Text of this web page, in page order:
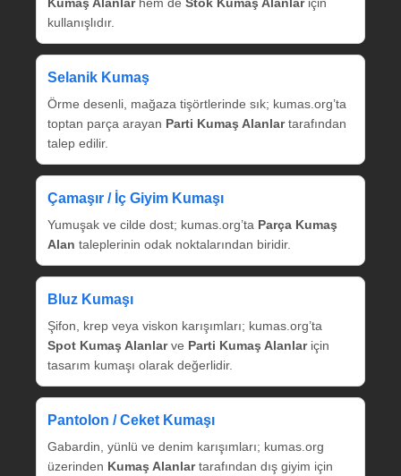
Kumaş Alanlarhem de Stok Kumaş Alanlariçin
kullanışlıdır.
Selanik Kumaş
Örme desenli, mağaza tişörtlerinde sık; kumas.org’ta
toptan parça arayan Parti Kumaş Alanlartarafından
talep edilir.
Çamaşır / İç Giyim Kumaşı
Yumuşak ve cilde dost; kumas.org’ta Parça Kumaş
Alan taleplerinin odak noktalarından biridir.
Bluz Kumaşı
Şifon, krep veya viskon karışımları; kumas.org’ta
Spot Kumaş Alanlarve Parti Kumaş Alanlariçin
tasarım kumaşı olarak değerlidir.
Pantolon / Ceket Kumaşı
Gabardin, yünlü ve denim karışımları; kumas.org
üzerinden Kumaş Alanlartarafından dış giyim için